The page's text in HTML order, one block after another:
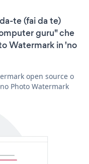
te (fai da te)
guru" che
Watermark in 'no
open source o
Photo Watermark